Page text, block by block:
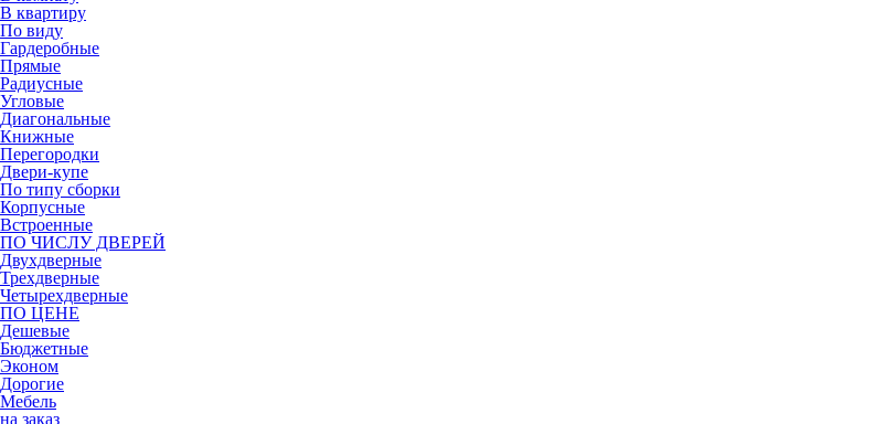
В квартиру
По виду
Гардеробные
Прямые
Радиусные
Угловые
Диагональные
Книжные
Перегородки
Двери-купе
По типу сборки
Корпусные
Встроенные
ПО ЧИСЛУ ДВЕРЕЙ
Двухдверные
Трехдверные
Четырехдверные
ПО ЦЕНЕ
Дешевые
Бюджетные
Эконом
Дорогие
Мебель
на заказ